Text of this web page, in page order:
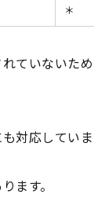
＊
ていないた
対応していま
ます。